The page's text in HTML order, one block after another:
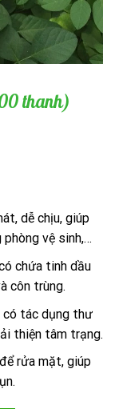
thanh)
dễ chịu, giúp
vệ sinh,…
chứa tinh dầu
côn trùng.
có tác dụng thư
thiện tâm trạng.
rửa mặt, giúp